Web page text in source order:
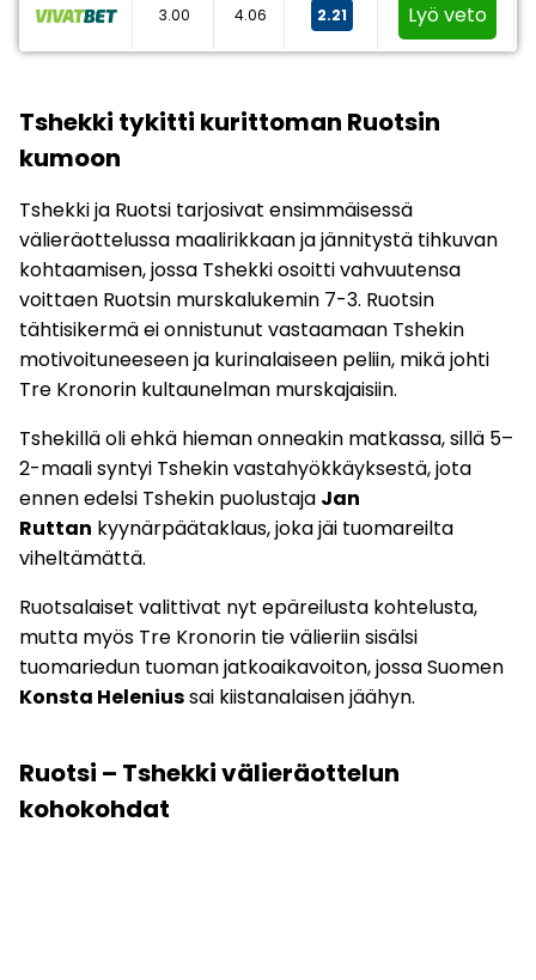
3.00 4.06 2.21 Lyö veto
Tshekki tykitti kurittoman Ruotsin
kumoon
Tshekki ja Ruotsi tarjosivat ensimmäisessä
välieräottelussa maalirikkaan ja jännitystä tihkuvan
kohtaamisen, jossa Tshekki osoitti vahvuutensa
voittaen Ruotsin murskalukemin 7-3. Ruotsin
tähtisikermä ei onnistunut vastaamaan Tshekin
motivoituneeseen ja kurinalaiseen peliin, mikä johti
Tre Kronorin kultaunelman murskajaisiin.
Tshekillä oli ehkä hieman onneakin matkassa, sillä 5–
2-maali syntyi Tshekin vastahyökkäyksestä, jota
ennen edelsi Tshekin puolustaja Jan
Ruttan kyynärpäätaklaus, joka jäi tuomareilta
viheltämättä.
Ruotsalaiset valittivat nyt epäreilusta kohtelusta,
mutta myös Tre Kronorin tie välieriin sisälsi
tuomariedun tuoman jatkoaikavoiton, jossa Suomen
Konsta Heleniussai kiistanalaisen jäähyn.
Ruotsi – Tshekki välieräottelun
kohokohdat